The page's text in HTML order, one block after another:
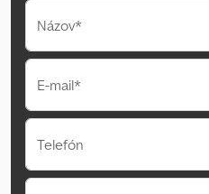
Názov*
E-mail*
Telefón